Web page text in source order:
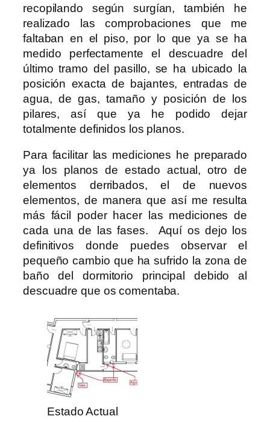
recopilando según surgían, también he
realizado las comprobaciones que me
faltaban en el piso, por lo que ya se ha
medido perfectamente el descuadre del
último tramo del pasillo, se ha ubicado la
posición exacta de bajantes, entradas de
agua, de gas, tamaño y posición de los
pilares, así que ya he podido dejar
totalmente definidos los planos.
Para facilitar las mediciones he preparado
ya los planos de estado actual, otro de
elementos derribados, el de nuevos
elementos, de manera que así me resulta
más fácil poder hacer las mediciones de
cada una de las fases. Aquí os dejo los
definitivos donde puedes observar el
pequeño cambio que ha sufrido la zona de
baño del dormitorio principal debido al
descuadre que os comentaba.
Estado Actual